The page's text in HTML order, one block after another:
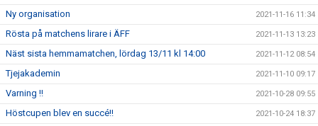
Ny organisation 2021-11-16 11:34
Rösta på matchens lirare i ÄFF 2021-11-13 13:23
Näst sista hemmamatchen, lördag 13/11 kl 14:00 2021-11-12 08:54
Tjejakademin 2021-11-10 09:17
Varning !! 2021-10-28 09:55
Höstcupen blev en succé!! 2021-10-24 18:37